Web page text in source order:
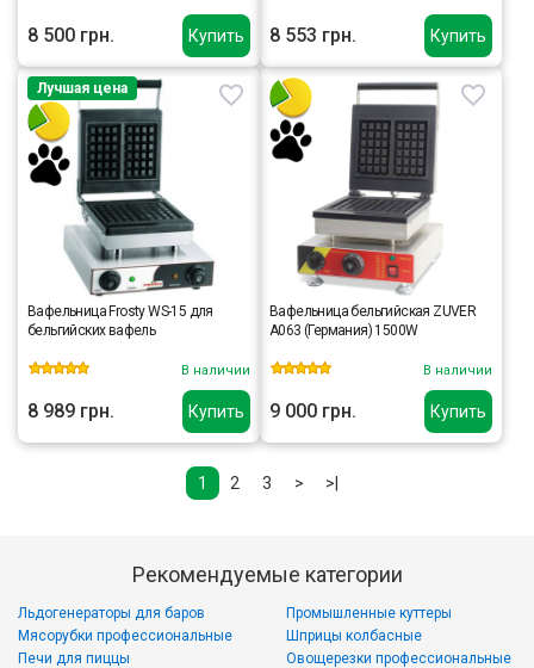
Купить
8 500 грн. Купить
8 553 грн.
Купить
Лучшая цена
Вафельница Frosty WS-15 для
бельгийских вафель
В наличии
8 989 грн. Купить
Вафельница бельгийская ZUVER
A063 (Германия) 1500W
В наличии
9 000 грн.
1 2 3 > >|
Рекомендуемые категории
Льдогенераторы для баров
Мясорубки профессиональные
Печи для пиццы
Промышленные куттеры
Шприцы колбасные
Овощерезки профессиональные